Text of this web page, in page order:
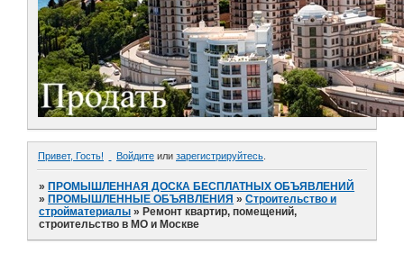
Привет, Гость! Войдите или зарегистрируйтесь
»ПРОМЫШЛЕННАЯ ДОСКА БЕСПЛАТНЫХ ОБЪЯВЛЕНИЙ
»ПРОМЫШЛЕННЫЕ ОБЪЯВЛЕНИЯ »Строительство и
стройматериалы »Ремонт квартир, помещений,
строительство в МО и Москве